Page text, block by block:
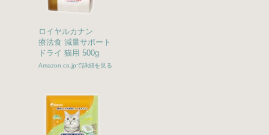
ロイヤルカナン
療法食 減量サポート
ドライ 猫用 500g
Amazon.co.jpで詳細を見る